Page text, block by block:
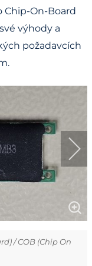
On-Board
výhody a
požadavcích
/ COB (Chip On